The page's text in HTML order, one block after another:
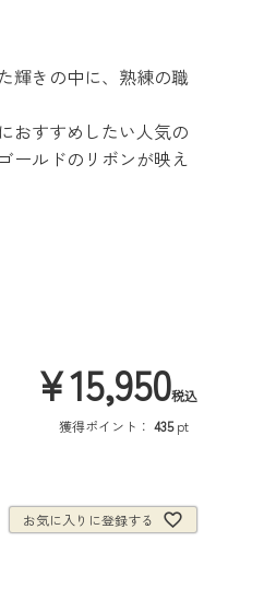
輝きの中に、熟練の職
おすすめしたい人気の
ールドのリボンが映え
¥15,950税込
獲得ポイント： 435 pt
お気に入りに登録する